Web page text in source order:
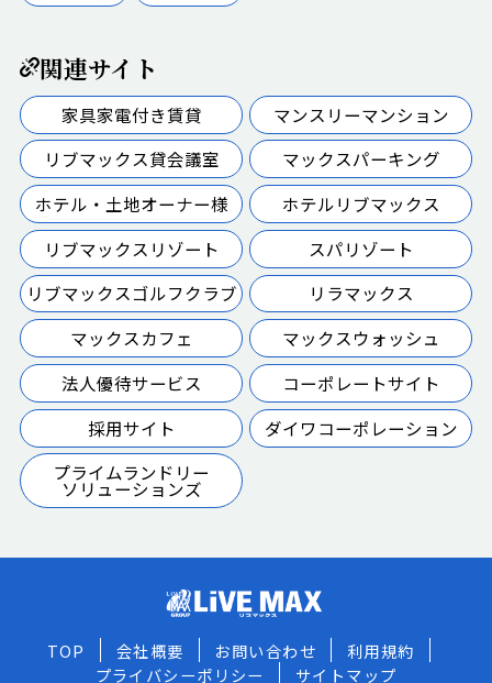
関連サイト
家具家電付き賃貸
マンスリーマンション
リブマックス貸会議室
マックスパーキング
ホテル・土地オーナー様
ホテルリブマックス
リブマックスリゾート
スパリゾート
リブマックスゴルフクラブ
リラマックス
マックスカフェ
マックスウォッシュ
法人優待サービス
コーポレートサイト
採用サイト
ダイワコーポレーション
プライムランドリー
ソリューションズ
TOP 会社概要 お問い合わせ
利用規約
プライバシーポリシー
サイトマップ